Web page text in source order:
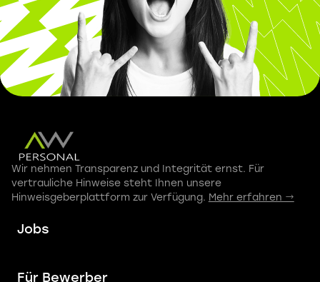
Wir nehmen Transparenz und Integrität ernst. Für
vertrauliche Hinweise steht Ihnen unsere
Hinweisgeberplattform zur Verfügung. Mehr erfahren →
Jobs
Für Bewerber